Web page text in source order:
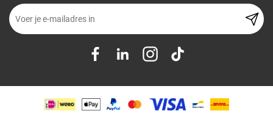
Normen en certificering
Medische handschoenen vallen onderNEN-EN 455
medische onderzoek- en operatiehandschoenen (dichtheid, fysieke
chemicaliën en micro-organismen geldt aanvullendNEN-EN 374.
Let ook op de AQL-waarde: een lagere AQL (bijvoorbeeld 1,5)